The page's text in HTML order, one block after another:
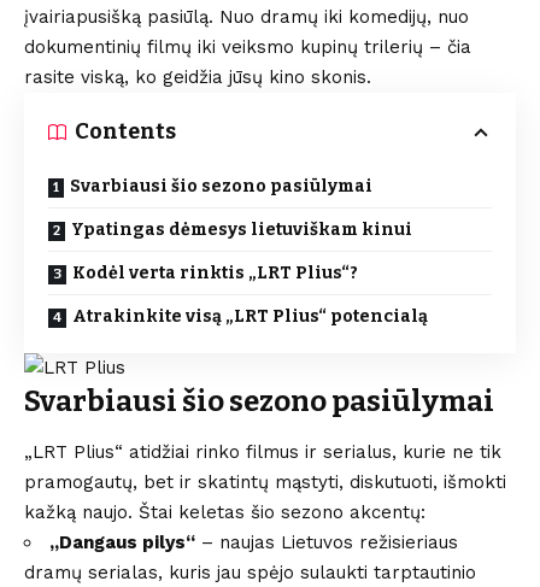
įvairiapusišką pasiūlą. Nuo dramų iki komedijų, nuo
dokumentinių filmų iki veiksmo kupinų trilerių – čia
rasite viską, ko geidžia jūsų kino skonis.
Contents
Svarbiausi šio sezono pasiūlymai
Ypatingas dėmesys lietuviškam kinui
Kodėl verta rinktis „LRT Plius“?
Atrakinkite visą „LRT Plius“ potencialą
Svarbiausi šio sezono pasiūlymai
„LRT Plius“ atidžiai rinko filmus ir serialus, kurie ne tik
pramogautų, bet ir skatintų mąstyti, diskutuoti, išmokti
kažką naujo. Štai keletas šio sezono akcentų:
„Dangaus pilys“ – naujas Lietuvos režisieriaus
dramų serialas, kuris jau spėjo sulaukti tarptautinio